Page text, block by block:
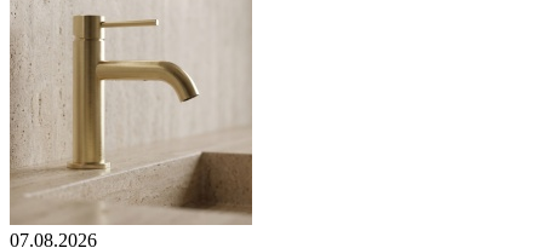
07.08.2026